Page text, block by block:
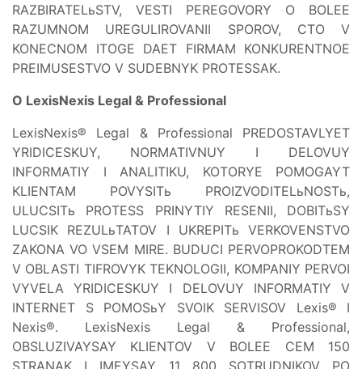
RAZBIRATELьSTV, VESTI PEREGOVORY O BOLEE
RAZUMNOM UREGULIROVANII SPOROV, CTO V
KONECNOM ITOGE DAET FIRMAM KONKURENTNOE
PREIMUSESTVO V SUDEBNYK PROTESSAK.
O LexisNexis Legal & Professional
LexisNexis® Legal & Professional PREDOSTAVLYET
YRIDICESKUY, NORMATIVNUY I DELOVUY
INFORMATIY I ANALITIKU, KOTORYE POMOGAYT
KLIENTAM POVYSITь PROIZVODITELьNOSTь,
ULUCSITь PROTESS PRINYTIY RESENII, DOBITьSY
LUCSIK REZULьTATOV I UKREPITь VERKOVENSTVO
ZAKONA VO VSEM MIRE. BUDUCI PERVOPROKODTEM
V OBLASTI TIFROVYK TEKNOLOGII, KOMPANIY PERVOI
VYVELA YRIDICESKUY I DELOVUY INFORMATIY V
INTERNET S POMOSьY SVOIK SERVISOV Lexis® I
Nexis®. LexisNexis Legal & Professional,
OBSLUZIVAYSAY KLIENTOV V BOLEE CEM 150
STRANAK I IMEYSAY 11 800 SOTRUDNIKOV PO